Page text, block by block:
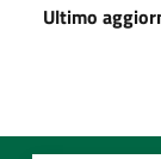
Ultimo